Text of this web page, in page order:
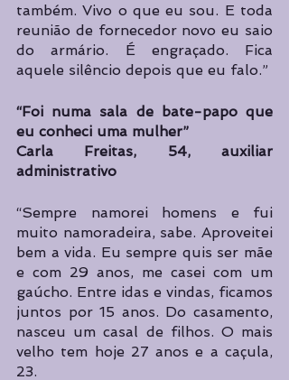
também. Vivo o que eu sou. E toda
reunião de fornecedor novo eu saio
do armário. É engraçado. Fica
aquele silêncio depois que eu falo.”
“Foi numa sala de bate-papo que
eu conheci uma mulher”
Carla Freitas, 54, auxiliar
administrativo
“Sempre namorei homens e fui
muito namoradeira, sabe. Aproveitei
bem a vida. Eu sempre quis ser mãe
e com 29 anos, me casei com um
gaúcho. Entre idas e vindas, ficamos
juntos por 15 anos. Do casamento,
nasceu um casal de filhos. O mais
velho tem hoje 27 anos e a caçula,
23.